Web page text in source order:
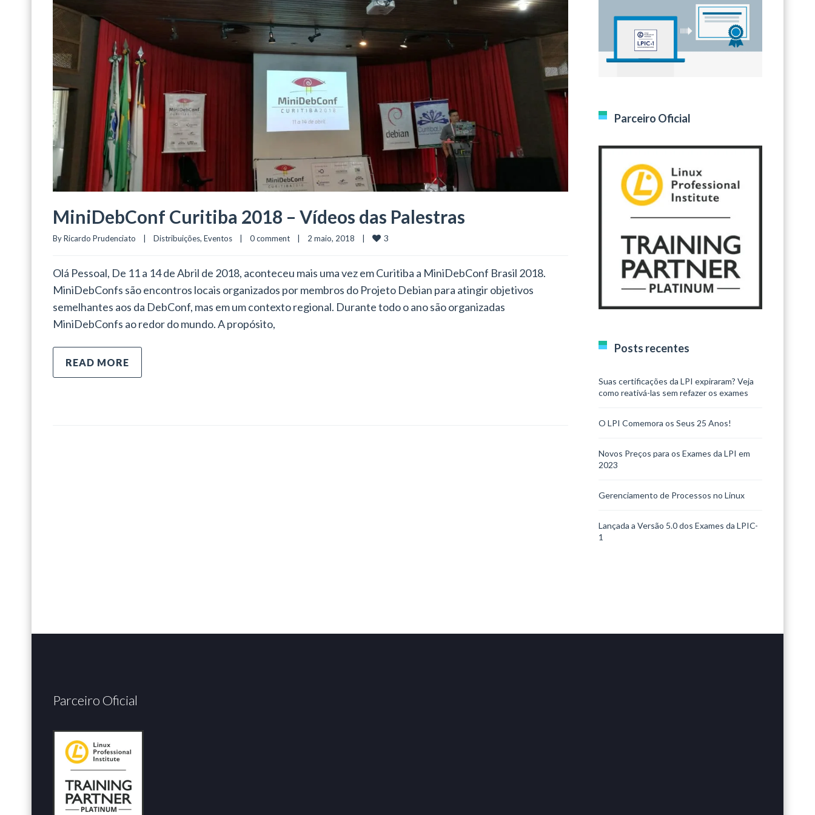
MiniDebConf Curitiba 2018 – Vídeos das Palestras
By Ricardo Prudenciato Distribuições, Eventos 0 comment 2 maio, 2018 3
Olá Pessoal, De 11 a 14 de Abril de 2018, aconteceu mais uma vez em Curitiba a MiniDebConf Brasil 2018.
MiniDebConfs são encontros locais organizados por membros do Projeto Debian para atingir objetivos
semelhantes aos da DebConf, mas em um contexto regional. Durante todo o ano são organizadas
MiniDebConfs ao redor do mundo. A propósito,
READ MORE
Parceiro Oficial
Posts recentes
Suas certificações da LPI expiraram? Veja
como reativá-las sem refazer os exames
O LPI Comemora os Seus 25 Anos!
Novos Preços para os Exames da LPI em
2023
Gerenciamento de Processos no Linux
Lançada a Versão 5.0 dos Exames da LPIC-
1
Parceiro Oficial